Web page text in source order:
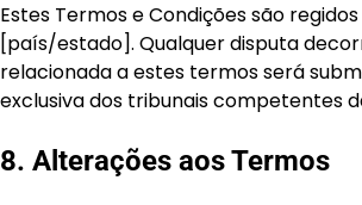
Estes Termos e Condições são
[país/estado]. Qualquer disputa
relacionada a estes termos será
exclusiva dos tribunais competentes
8. Alterações aos Termos